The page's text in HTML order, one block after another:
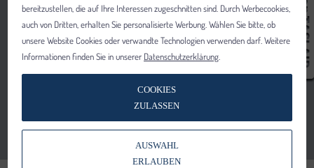
bereitzustellen, die auf Ihre Interessen zugeschnitten sind. Durch Werbecookies,
auch von Dritten, erhalten Sie personalisierte Werbung. Wählen Sie bitte, ob
unsere Website Cookies oder verwandte Technologien verwenden darf. Weitere
Informationen finden Sie in unserer Datenschutzerklärung
COOKIES
ZULASSEN
AUSWAHL
ERLAUBEN